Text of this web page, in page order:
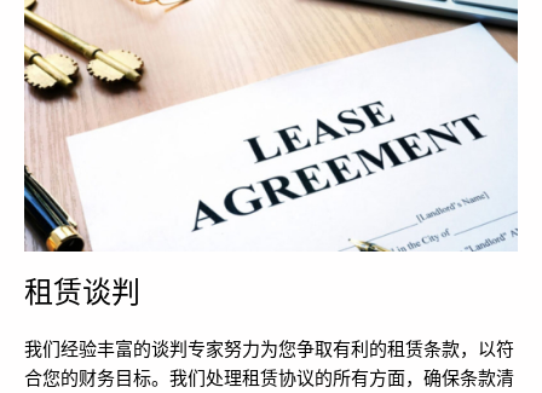
租赁谈判
我们经验丰富的谈判专家努力为您争取有利的租赁条款，以符
合您的财务目标。我们处理租赁协议的所有方面，确保条款清